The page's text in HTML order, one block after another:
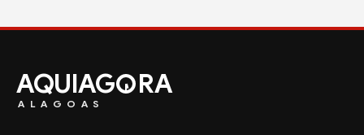
AQUIAG RA
ALAGOAS